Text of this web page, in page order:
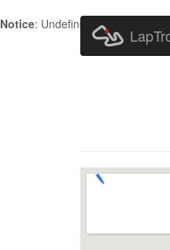
Notice: Undefined index: